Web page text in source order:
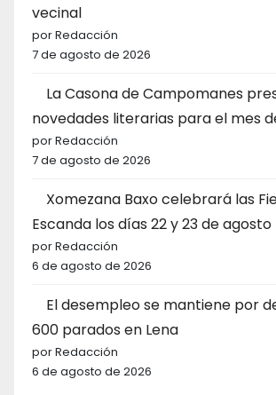
vecinal
por Redacción
7 de agosto de 2026
La Casona de Campomanes
novedades literarias para el mes
por Redacción
7 de agosto de 2026
Xomezana Baxo celebrará las
Escanda los días 22 y 23 de agosto
por Redacción
6 de agosto de 2026
El desempleo se mantiene por
600 parados en Lena
por Redacción
6 de agosto de 2026